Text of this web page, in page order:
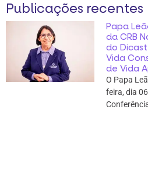
Publicações recentes
Papa
da CRB
do
Vida
de Vida
O Papa
feira, dia